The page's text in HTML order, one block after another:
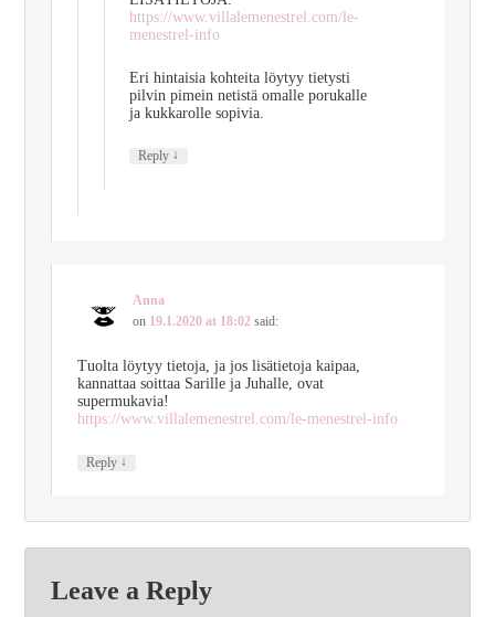
https://www.villalemenestrel.com/le-
menestrel-info
Eri hintaisia kohteita löytyy tietysti
pilvin pimein netistä omalle porukalle
ja kukkarolle sopivia.
Reply ↓
Anna
on 19.1.2020 at 18:02 said:
Tuolta löytyy tietoja, ja jos lisätietoja kaipaa,
kannattaa soittaa Sarille ja Juhalle, ovat
supermukavia!
https://www.villalemenestrel.com/le-menestrel-info
Reply ↓
Leave a Reply